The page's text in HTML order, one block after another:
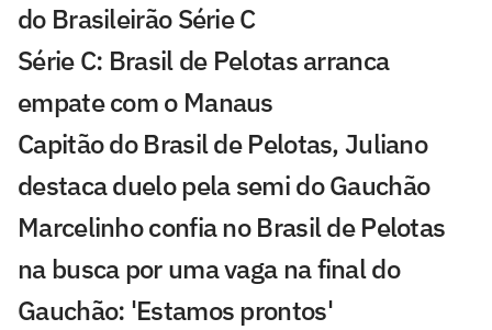
do Brasileirão Série C
Série C: Brasil de Pelotas arranca
empate com o Manaus
Capitão do Brasil de Pelotas, Juliano
destaca duelo pela semi do Gauchão
Marcelinho confia no Brasil de Pelotas
na busca por uma vaga na final do
Gauchão: 'Estamos prontos'